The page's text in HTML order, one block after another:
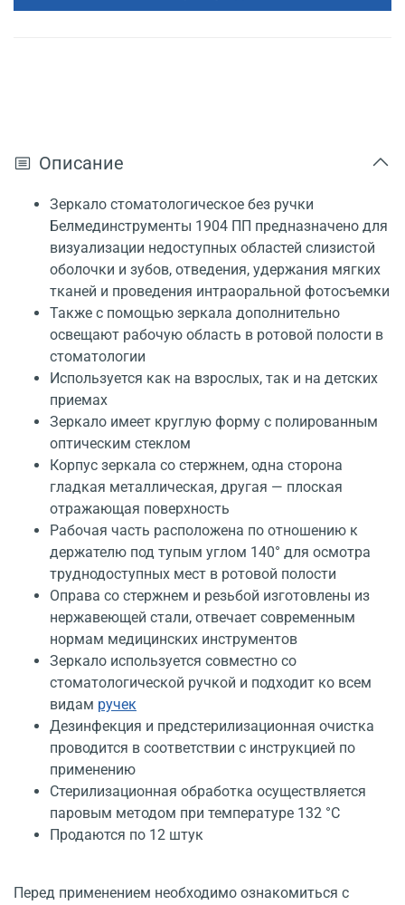
Описание
Зеркало стоматологическое без ручки
Белмединструменты 1904 ПП предназначено для
визуализации недоступных областей слизистой
оболочки и зубов, отведения, удержания мягких
тканей и проведения интраоральной фотосъемки
Также с помощью зеркала дополнительно
освещают рабочую область в ротовой полости в
стоматологии
Используется как на взрослых, так и на детских
приемах
Зеркало имеет круглую форму с полированным
оптическим стеклом
Корпус зеркала со стержнем, одна сторона
гладкая металлическая, другая — плоская
отражающая поверхность
Рабочая часть расположена по отношению к
держателю под тупым углом 140° для осмотра
труднодоступных мест в ротовой полости
Оправа со стержнем и резьбой изготовлены из
нержавеющей стали, отвечает современным
нормам медицинских инструментов
Зеркало используется совместно со
стоматологической ручкой и подходит ко всем
видам ручек
Дезинфекция и предстерилизационная очистка
проводится в соответствии с инструкцией по
применению
Стерилизационная обработка осуществляется
паровым методом при температуре 132 °С
Продаются по 12 штук
Перед применением необходимо ознакомиться с